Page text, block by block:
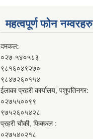
महत्वपूर्ण फोन नम्वरहरु
दमकल:
०२७-५४०५८३
९८१६०४९२७०
९८४७२६०१५४
ईलाका प्रहरी कार्यालय, पशुपतिनगर:
०२७५५००९९
९७५२६०५४२८
प्रहरी चौकी, फिक्कल :
०२७५४०२१८